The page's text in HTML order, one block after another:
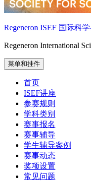
Regeneron ISEF 国际科
Regeneron International
菜单和挂件
首页
ISEF讲座
参赛规则
学科类别
赛事报名
赛事辅导
学生辅导案例
赛事动态
奖项设置
常见问题